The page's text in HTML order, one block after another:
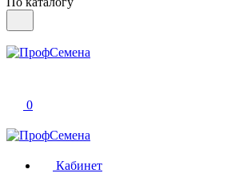
0
Кабинет